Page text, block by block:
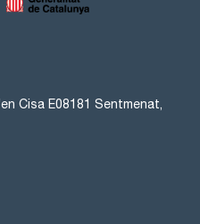
Cisa E08181 Sentmenat,